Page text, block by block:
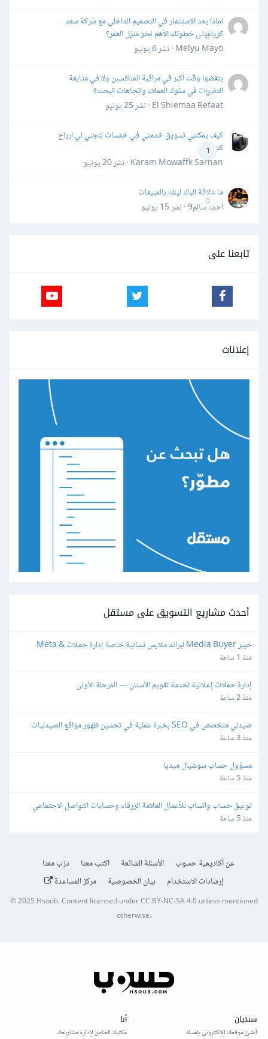
0
لماذا يعد الاستثمار في التصميم الداخلي مع شركة سعد
كريتفيتى خطوتك الأهم نحو منزل العمر؟
Melyu Mayo · نشر
6 يوليو
0
بتقضوا وقت أكبر في مراقبة المنافسين ولا في متابعة
التغيرات في سلوك العملاء واتجاهات البحث؟
El Shiemaa Refaat · نشر
25 يونيو
1
كيف يمكنني تسويق خدمتي في خمسات لتجني لي ارباح
كثيرة
Karam Mowaffk Sarhan · نشر
20 يونيو
0
ما علاقة الباك لينك بالمبيعات
أحمد سالم9 · نشر
15 يونيو
تابعنا على
إعلانات
أحدث مشاريع التسويق على مستقل
TikTok
منذ 1 ساعة
إدارة حملات إعلانية لخدمة تقويم الأسنان — المرحلة الأولى
منذ 2 ساعة
الإلكترونية
منذ 3 ساعة
مسؤول حساب سوشيال ميديا
منذ 5 ساعة
توثيق حساب واتساب للأعمال العلامة الزرقاء وحسابات التواصل الاجتماعي
منذ 5 ساعة
عن أكاديمية حسوب الأسئلة الشائعة اكتب معنا
درّب معنا
إرشادات الاستخدام
بيان الخصوصية مركز المساعدة
© 2025 Hsoub.Content licensed underCC BY-NC-SA 4.0unless mentioned
otherwise.